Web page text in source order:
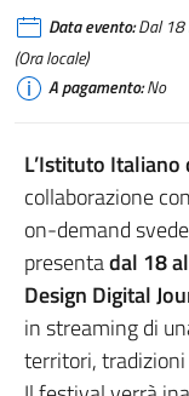
Data evento:Dal 18
(Ora locale)
A pagamento:No
L’Istituto
collaborazione con
on-demand
presentadal 18
Design Digital
in streaming di
territori,